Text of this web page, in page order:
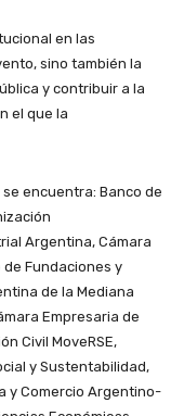
en las
sino también la
y contribuir a la
el que la
encuentra: Banco de
Argentina, Cámara
Fundaciones y
de la Mediana
Empresaria de
Civil MoveRSE,
y Sustentabilidad,
y Comercio Argentino-